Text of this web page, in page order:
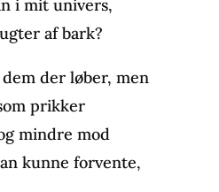
i mit univers,
af bark?
der løber, men
prikker
mindre mod
kunne forvente,